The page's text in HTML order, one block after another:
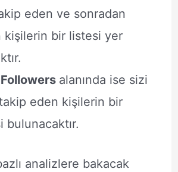
eden ve sonradan
kişilerin bir listesi yer
alanında ise sizi
eden kişilerin bir
bulunacaktır.
analizlere bakacak